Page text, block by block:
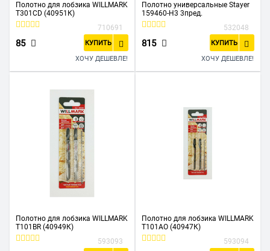
Полотно для лобзика WILLMARK
T301CD (40951К)
710691
85 КУПИТЬ
ХОЧУ ДЕШЕВЛЕ!
Полотно универсальные Stayer
159460-H3 3пред.
532048
815 КУПИТЬ
ХОЧУ ДЕШЕВЛЕ!
Полотно для лобзика WILLMARK
T101BR (40949К)
593093
Полотно для лобзика WILLMARK
T101АО (40947К)
593094